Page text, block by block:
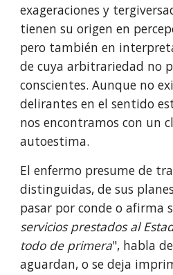
exageraciones y
tienen su origen en
pero también en
de cuya arbitrariedad no
conscientes. Aunque no
delirantes en el sentido
nos encontramos con un
autoestima.
El enfermo presume de
distinguidas, de sus
pasar por conde o afirma
servicios prestados al
todo de primera", habla
aguardan, o se deja